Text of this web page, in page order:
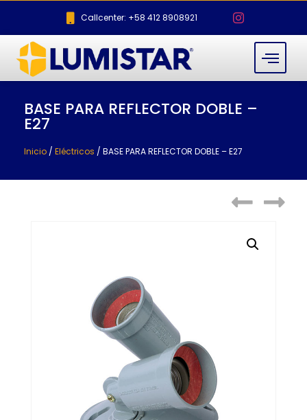
Callcenter: +58 412 8908921
BASE PARA REFLECTOR DOBLE –
E27
Inicio / Eléctricos / BASE PARA REFLECTOR DOBLE – E27